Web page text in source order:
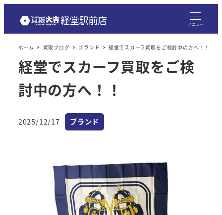
メニュー
ホーム 買取ブログ ブランド 経堂でスカーフ買取をご検討中の方へ！！
経堂でスカーフ買取をご検
討中の方へ！！
投稿日
2025/12/17 カテゴリー
ブランド